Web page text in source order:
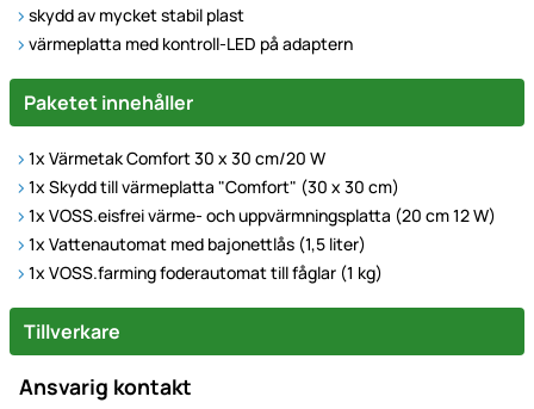
skydd av mycket stabil plast
värmeplatta med kontroll-LED på adaptern
Paketet innehåller
1x Värmetak Comfort 30 x 30 cm/20 W
1x Skydd till värmeplatta "Comfort" (30 x 30 cm)
1x VOSS.eisfrei värme- och uppvärmningsplatta (20 cm 12 W)
1x Vattenautomat med bajonettlås (1,5 liter)
1x VOSS.farming foderautomat till fåglar (1 kg)
Tillverkare
Ansvarig kontakt